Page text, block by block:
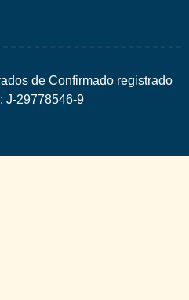
de Confirmado registrado
J-29778546-9